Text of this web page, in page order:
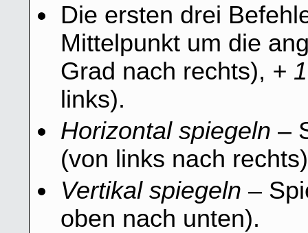
Die ersten drei
Mittelpunkt um die
Grad nach rechts), +
links).
Horizontal spiegeln –
(von links nach
Vertikal spiegeln –
oben nach unten).